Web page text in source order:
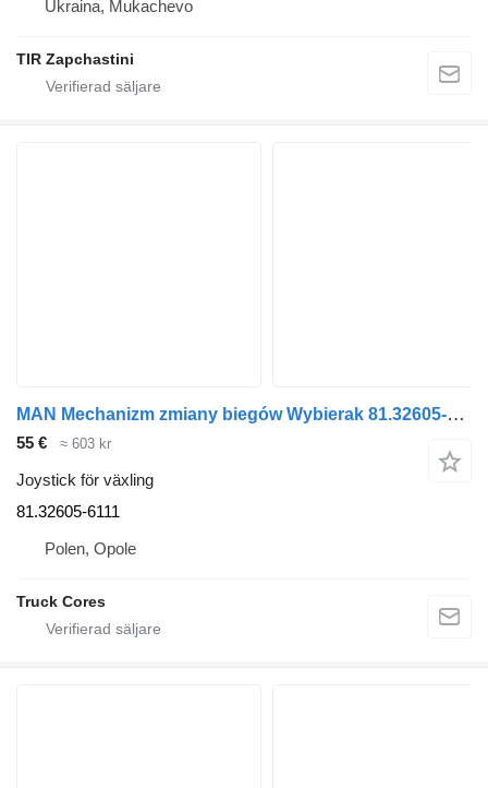
Ukraina, Mukachevo
TIR Zapchastini
MAN Mechanizm zmiany biegów Wybierak 81.32605-6111 joystick för växling till dragbil
55 € ≈ 603 kr
Joystick för växling
81.32605-6111
Polen, Opole
Truck Cores